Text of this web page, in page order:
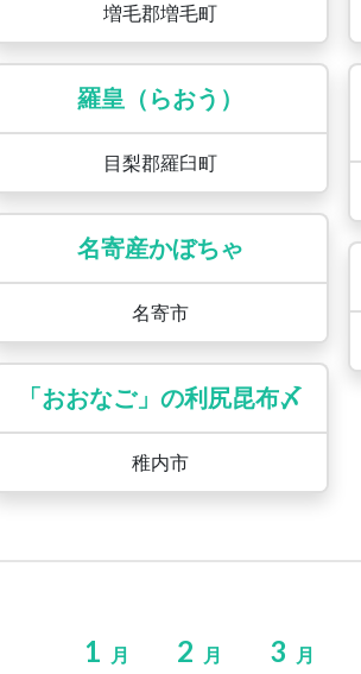
増毛郡増毛町
羅皇（らおう）
目梨郡羅臼町
名寄産かぼちゃ
名寄市
「おおなご」の利尻昆布〆
稚内市
1 月 2 月 3 月